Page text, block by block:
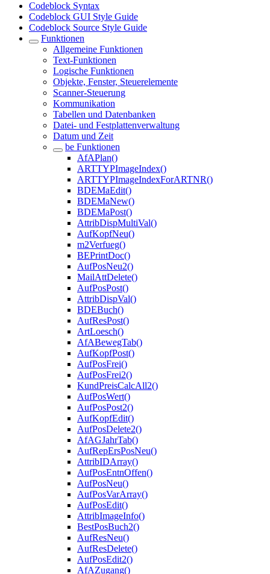
Codeblock Syntax
Codeblock GUI Style Guide
Codeblock Source Style Guide
Funktionen
Allgemeine Funktionen
Text-Funktionen
Logische Funktionen
Objekte, Fenster, Steuerelemente
Scanner-Steuerung
Kommunikation
Tabellen und Datenbanken
Datei- und Festplattenverwaltung
Datum und Zeit
be Funktionen
AfAPlan()
ARTTYPImageIndex()
ARTTYPImageIndexForARTNR()
BDEMaEdit()
BDEMaNew()
BDEMaPost()
AttribDispMultiVal()
AufKopfNeu()
m2Verfueg()
BEPrintDoc()
AufPosNeu2()
MailAttDelete()
AufPosPost()
AttribDispVal()
BDEBuch()
AufResPost()
ArtLoesch()
AfABewegTab()
AufKopfPost()
AufPosFrei()
AufPosFrei2()
KundPreisCalcAll2()
AufPosWert()
AufPosPost2()
AufKopfEdit()
AufPosDelete2()
AfAGJahrTab()
AufRepErsPosNeu()
AttribIDArray()
AufPosEntnOffen()
AufPosNeu()
AufPosVarArray()
AufPosEdit()
AttribImageInfo()
BestPosBuch2()
AufResNeu()
AufResDelete()
AufPosEdit2()
AfAZugang()